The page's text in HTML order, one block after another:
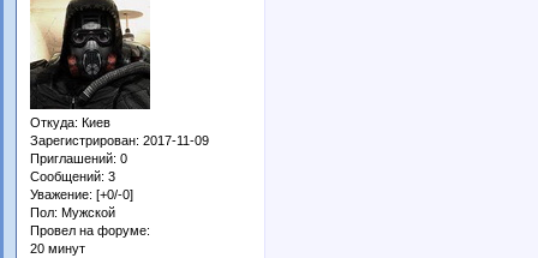
Откуда: Киев
Зарегистрирован: 2017-11-09
Приглашений: 0
Сообщений: 3
Уважение: [+0/-0]
Пол: Мужской
Провел на форуме:
20 минут